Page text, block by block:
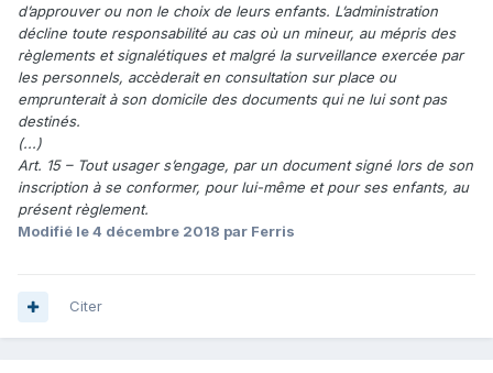
d’approuver ou non le choix de leurs enfants. L’administration
décline toute responsabilité au cas où un mineur, au mépris des
règlements et signalétiques et malgré la surveillance exercée par
les personnels, accèderait en consultation sur place ou
emprunterait à son domicile des documents qui ne lui sont pas
destinés.
(...)
Art. 15 – Tout usager s’engage, par un document signé lors de son
inscription à se conformer, pour lui-même et pour ses enfants, au
présent règlement.
Modifié le 4 décembre 2018 par Ferris
Citer